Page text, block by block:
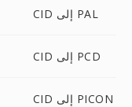
CID إلى PAL
CID إلى PCD
CID إلى PICON